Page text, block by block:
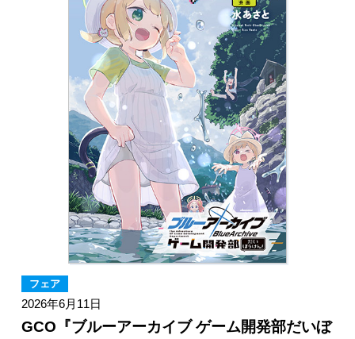
会社情報 採用情報
スクウェア・エニックス サイト内検索
フェア
2026年6月11日
GCO『ブルーアーカイブ ゲーム開発部だいぼ